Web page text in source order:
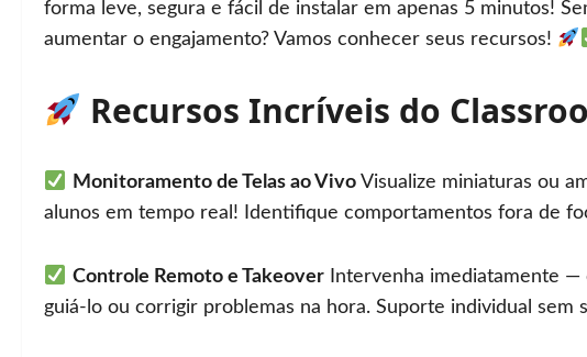
forma leve, segura e fácil de instalar em apenas 5 minutos!
aumentar o engajamento? Vamos conhecer seus recursos!
Recursos Incríveis do
Monitoramento de Telas ao VivoVisualize miniaturas ou
alunos em tempo real! Identifique comportamentos fora de
Controle Remoto e TakeoverIntervenha imediatamente —
guiá-lo ou corrigir problemas na hora. Suporte individual sem